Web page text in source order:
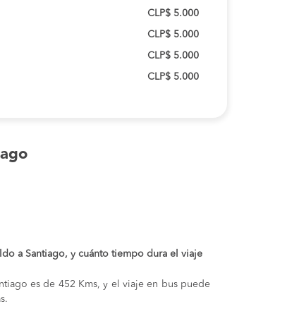
CLP$ 5.000
CLP$ 5.000
CLP$ 5.000
CLP$ 5.000
a Santiago, y cuánto tiempo dura el viaje
es de 452 Kms, y el viaje en bus puede